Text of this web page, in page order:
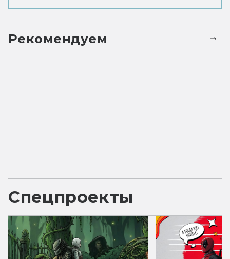
Рекомендуем
Спецпроекты